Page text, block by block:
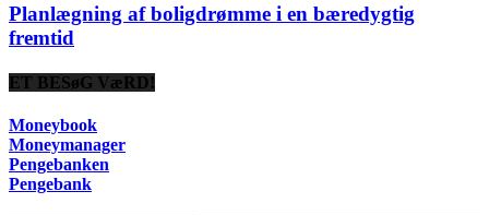
Planlægning af boligdrømme i en bæredygtig
fremtid
ET BESøG VæRD!
Moneybook
Moneymanager
Pengebanken
Pengebank